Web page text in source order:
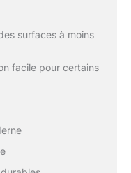
surfaces à moins
facile pour certains